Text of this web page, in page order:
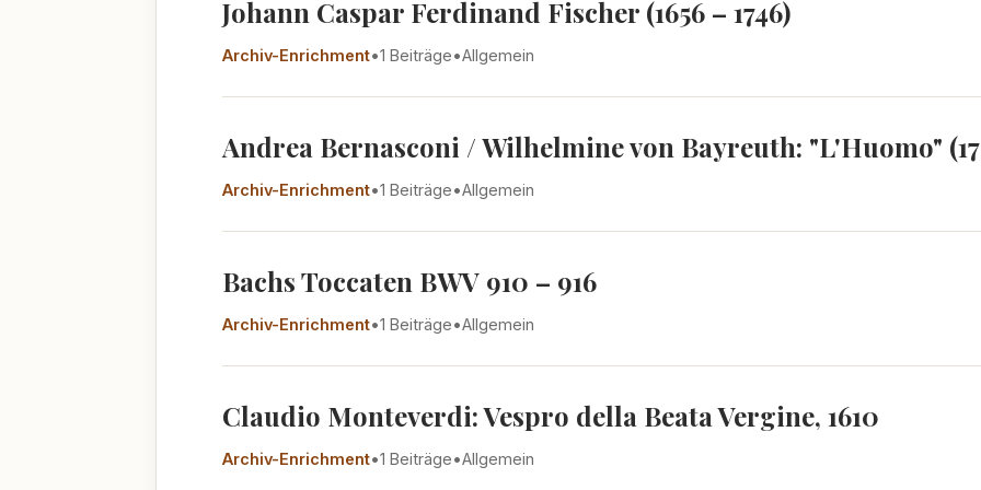
Johann Caspar Ferdinand Fischer (1656 – 1746)
Archiv-Enrichment•1 Beiträge•Allgemein
Andrea Bernasconi / Wilhelmine von Bayreuth: "L'Huomo"
Archiv-Enrichment•1 Beiträge•Allgemein
Bachs Toccaten BWV 910 – 916
Archiv-Enrichment•1 Beiträge•Allgemein
Claudio Monteverdi: Vespro della Beata Vergine, 1610
Archiv-Enrichment•1 Beiträge•Allgemein